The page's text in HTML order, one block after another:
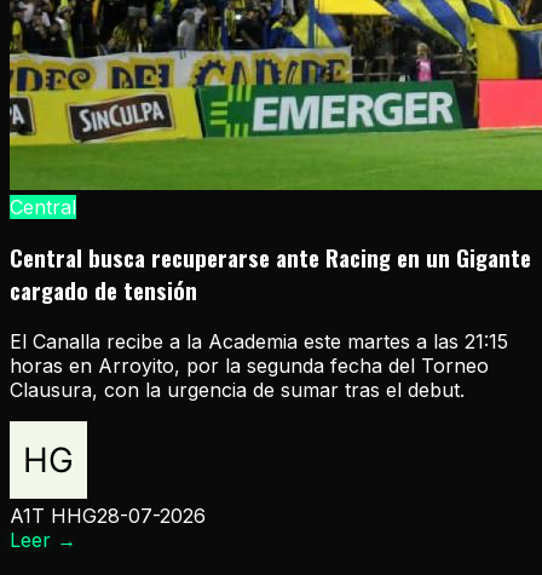
Central
Central busca recuperarse ante Racing en un Gigante
cargado de tensión
El Canalla recibe a la Academia este martes a las 21:15
horas en Arroyito, por la segunda fecha del Torneo
Clausura, con la urgencia de sumar tras el debut.
A1T HHG28-07-2026
Leer →